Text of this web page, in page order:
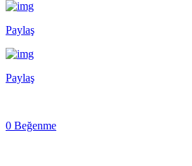
Paylaş
Paylaş
0 Beğenme